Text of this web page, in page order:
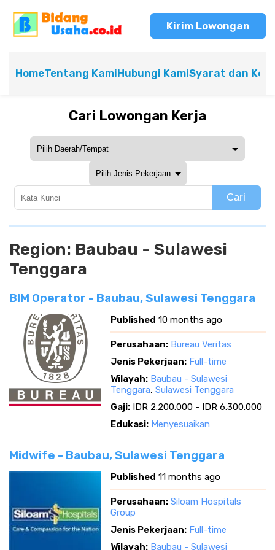
Kirim Lowongan
HomeTentang KamiHubungi KamiSyarat dan
Cari Lowongan Kerja
Cari
Region: Baubau - Sulawesi
Tenggara
BIM Operator - Baubau, Sulawesi Tenggara
Published 10 months ago
Perusahaan: Bureau Veritas
Jenis Pekerjaan: Full-time
Wilayah: Baubau - Sulawesi
Tenggara, Sulawesi Tenggara
Gaji: IDR 2.200.000 - IDR 6.300.000
Edukasi: Menyesuaikan
Midwife - Baubau, Sulawesi Tenggara
Published 11 months ago
Perusahaan: Siloam Hospitals
Group
Jenis Pekerjaan: Full-time
Wilayah: Baubau - Sulawesi